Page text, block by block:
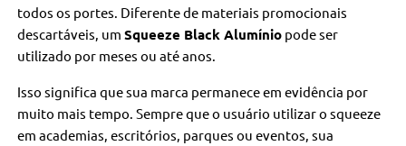
todos os portes. Diferente de materiais promocionais
descartáveis, umSqueeze Black Alumínio pode ser
utilizado por meses ou até anos.
Isso significa que sua marca permanece em evidência por
muito mais tempo. Sempre que o usuário utilizar o squeeze
em academias, escritórios, parques ou eventos, sua